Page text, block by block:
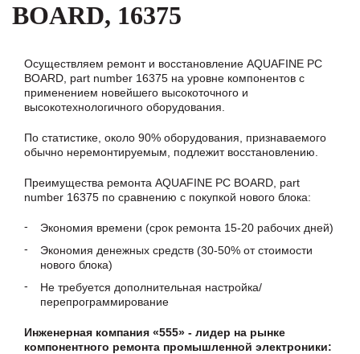
BOARD, 16375
Осуществляем ремонт и восстановление AQUAFINE PC
BOARD, part number 16375 на уровне компонентов с
применением новейшего высокоточного и
высокотехнологичного оборудования.
По статистике, около 90% оборудования, признаваемого
обычно неремонтируемым, подлежит восстановлению.
Преимущества ремонта AQUAFINE PC BOARD, part
number 16375 по сравнению с покупкой нового блока:
Экономия времени (срок ремонта 15-20 рабочих дней)
Экономия денежных средств (30-50% от стоимости
нового блока)
Не требуется дополнительная настройка/
перепрограммирование
Инженерная компания «555» - лидер на рынке
компонентного ремонта промышленной электроники: